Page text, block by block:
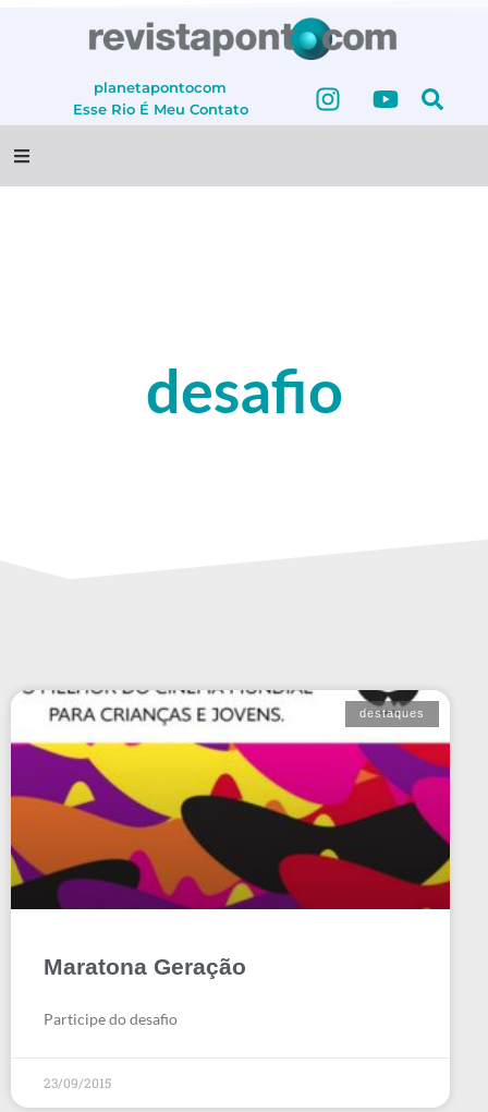
planetapontocom
Esse Rio É Meu Contato
desafio
destaques
Maratona Geração
Participe do desafio
23/09/2015